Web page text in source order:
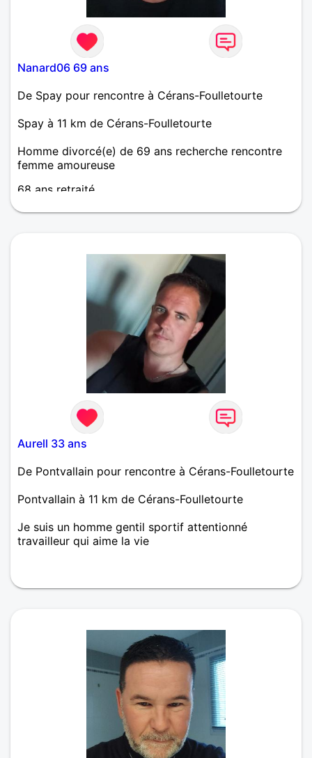
Nanard06 69 ans
De Spay pour rencontre à Cérans-Foulletourte
Spay à 11 km de Cérans-Foulletourte
Homme divorcé(e) de 69 ans recherche rencontre
femme amoureuse
68 ans retraité
Aurell 33 ans
De Pontvallain pour rencontre à Cérans-Foulletourte
Pontvallain à 11 km de Cérans-Foulletourte
Je suis un homme gentil sportif attentionné
travailleur qui aime la vie